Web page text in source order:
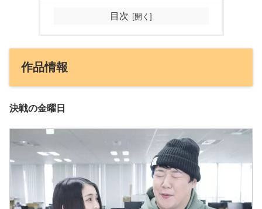
目次
作品情報
決戦の金曜日